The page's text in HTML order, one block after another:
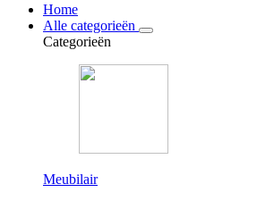
Home
Alle categorieën
Categorieën
Meubilair